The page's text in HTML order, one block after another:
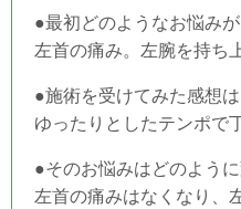
●最初どのようなお悩み
左首の痛み。左腕を持ち
●施術を受けてみた感想は
ゆったりとしたテンポで
●そのお悩みはどのよう
左首の痛みはなくなり、